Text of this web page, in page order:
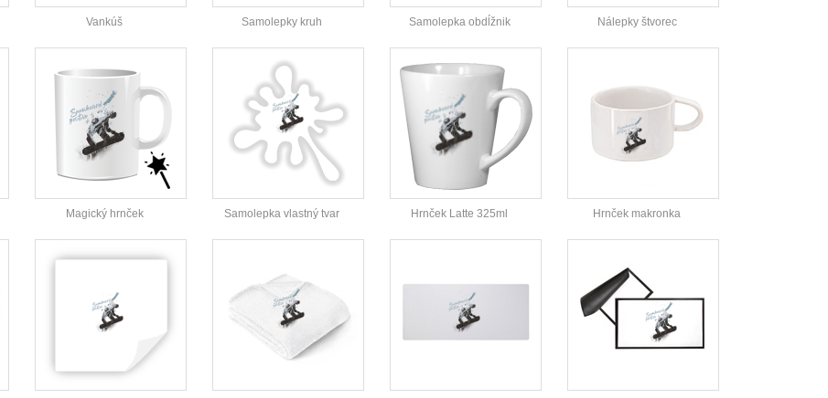
Vankúš Samolepky kruh Samolepka obdĺžnik Nálepky štvorec
Magický hrnček Samolepka vlastný tvar Hrnček Latte 325ml Hrnček makronka